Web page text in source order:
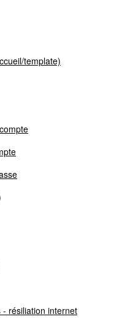
template)
résiliation internet